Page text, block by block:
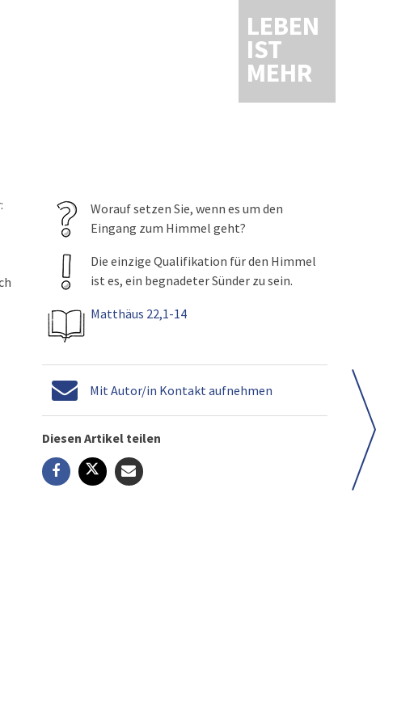
LEBEN
IST
MEHR
Worauf setzen Sie, wenn es um den
Eingang zum Himmel geht?
Die einzige Qualifikation für den Himmel
ist es, ein begnadeter Sünder zu sein.
Matthäus 22,1-14
Mit Autor/in Kontakt aufnehmen
Diesen Artikel teilen